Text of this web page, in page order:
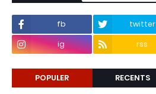
fb twitter
ig
rss
POPULER RECENTS